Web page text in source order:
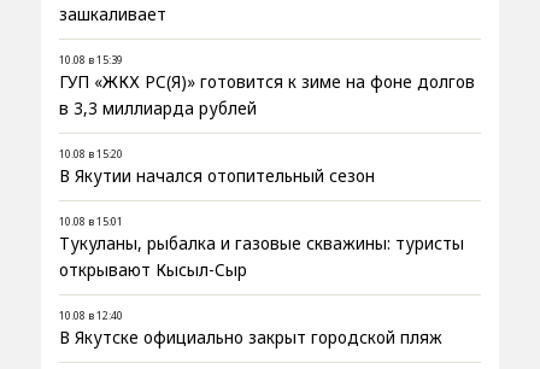
зашкаливает
10.08 в 15:39
ГУП «ЖКХ РС(Я)» готовится к зиме на фоне долгов
в 3,3 миллиарда рублей
10.08 в 15:20
В Якутии начался отопительный сезон
10.08 в 15:01
Тукуланы, рыбалка и газовые скважины: туристы
открывают Кысыл-Сыр
10.08 в 12:40
В Якутске официально закрыт городской пляж